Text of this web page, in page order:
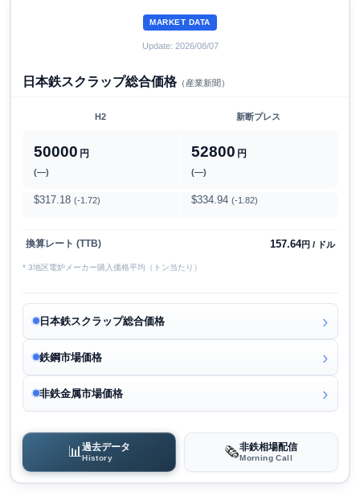
MARKET DATA
Update: 2026/08/07
日本鉄スクラップ総合価格（産業新聞）
H2 新断プレス
50000 円
(―)
52800 円
(―)
$317.18 (-1.72) $334.94 (-1.82)
換算レート (TTB) 157.64円 / ドル
* 3地区電炉メーカー購入価格平均（トン当たり）
日本鉄スクラップ総合価格
鉄鋼市場価格
非鉄金属市場価格
📊過去データ
History 🗞️非鉄相場配信
Morning Call